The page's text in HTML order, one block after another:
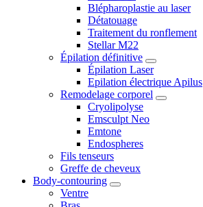
Blépharoplastie au laser
Détatouage
Traitement du ronflement
Stellar M22
Épilation définitive
Épilation Laser
Epilation électrique Apilus
Remodelage corporel
Cryolipolyse
Emsculpt Neo
Emtone
Endospheres
Fils tenseurs
Greffe de cheveux
Body-contouring
Ventre